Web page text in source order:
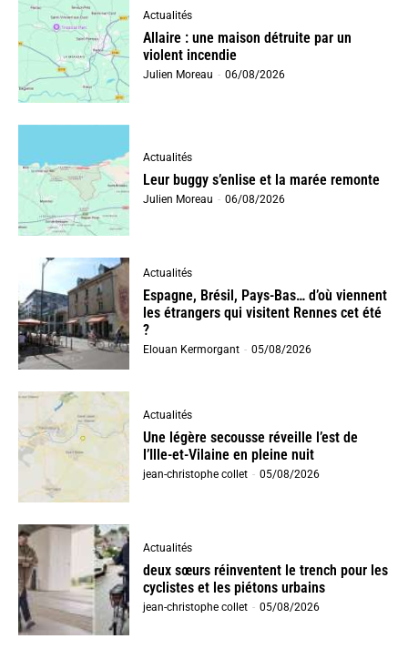
Actualités
Allaire : une maison détruite par un
violent incendie
Julien Moreau - 06/08/2026
Actualités
Leur buggy s’enlise et la marée remonte
Julien Moreau - 06/08/2026
Actualités
Espagne, Brésil, Pays-Bas… d’où viennent
les étrangers qui visitent Rennes cet été
?
Elouan Kermorgant - 05/08/2026
Actualités
Une légère secousse réveille l’est de
l’Ille-et-Vilaine en pleine nuit
jean-christophe collet - 05/08/2026
Actualités
deux sœurs réinventent le trench pour les
cyclistes et les piétons urbains
jean-christophe collet - 05/08/2026